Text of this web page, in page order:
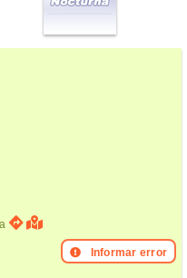
Informar error